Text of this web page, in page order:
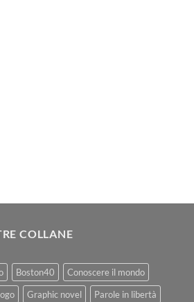
COLLANE
Boston40
Conoscere il mondo
Graphic novel Parole in libertà